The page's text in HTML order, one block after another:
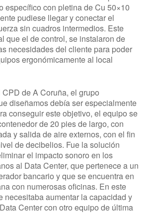
específico con pletina de Cu 50×10
pudiese llegar y conectar el
sin cuadros intermedios. Este
que el de control, se instalaron de
necesidades del cliente para poder
ergonómicamente al local
de A Coruña, el grupo
diseñamos debía ser especialmente
conseguir este objetivo, el equipo se
de 20 pies de largo, con
y salida de aire externos, con el fin
de decibelios. Fue la solución
el impacto sonoro en los
al Data Center, que pertenece a un
bancario y que se encuentra en
con numerosas oficinas. En este
necesitaba aumentar la capacidad y
Center con otro equipo de última